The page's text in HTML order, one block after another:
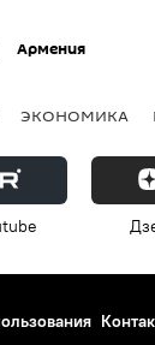
Армения
ЭКОНОМИКА